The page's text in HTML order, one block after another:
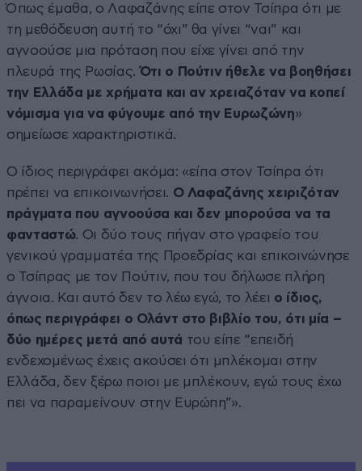
Όπως έμαθα, ο Λαφαζάνης είπε στον Τσίπρα ότι με
τη μεθόδευση αυτή το “όχι” θα γίνει “ναι” και
αγνοούσε μια πρόταση που είχε γίνει από την
πλευρά της Ρωσίας.Ότι ο Πούτιν ήθελε να βοηθήσει
την Ελλάδα με χρήματα και αν χρειαζόταν να κοπεί
νόμισμα για να φύγουμε από την Ευρωζώνη»
σημείωσε χαρακτηριστικά.
Ο ίδιος περιγράφει ακόμα: «είπα στον Τσίπρα ότι
πρέπει να επικοινωνήσει. Ο Λαφαζάνης χειριζόταν
πράγματα που αγνοούσα και δεν μπορούσα να τα
φανταστώ. Οι δύο τους πήγαν στο γραφείο του
γενικού γραμματέα της Προεδρίας και επικοινώνησε
ο Τσίπρας με τον Πούτιν, που του δήλωσε πλήρη
άγνοια. Και αυτό δεν το λέω εγώ, το λέει ο ίδιος,
όπως περιγράφει ο Ολάντ στο βιβλίο του, ότι μία –
δύο ημέρες μετά από αυτά του είπε “επειδή
ενδεχομένως έχεις ακούσει ότι μπλέκομαι στην
Ελλάδα, δεν ξέρω ποιοι με μπλέκουν, εγώ τους έχω
πει να παραμείνουν στην Ευρώπη”».